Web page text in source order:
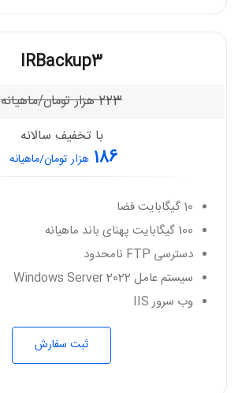
IRBackup3
223هزار تومان/ماهیانه
با تخفیف سالانه
186 هزار تومان/ماهیانه
10 گیگابایت فضا
100 گیگابایت پهنای باند ماهیانه
دسترسی FTP نامحدود
سیستم عامل Windows Server 2022
وب سرور IIS
ثبت سفارش